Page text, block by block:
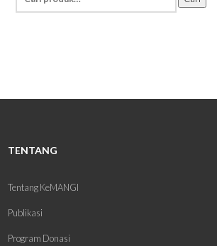
Informasi:
TENTANG
Tentang KeMANGI
Publikasi
Program Donasi